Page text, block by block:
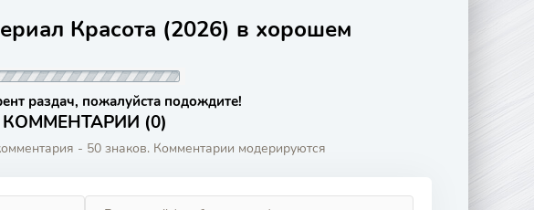
Красота (2026) в хорошем
раздач, пожалуйста подождите!
КОММЕНТАРИИ (0)
- 50 знаков. Комментарии модерируются